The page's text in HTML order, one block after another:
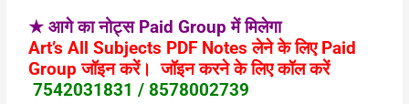
★ आगे का नोट्स Paid Group में मिलेगा
Art’s All Subjects PDF Notes लेने के लिए Paid
Group जॉइन करें। जॉइन करने के लिए कॉल करें
7542031831 / 8578002739